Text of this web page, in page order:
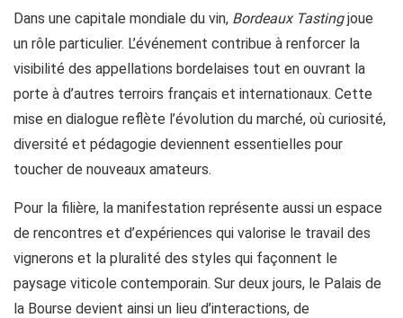
Dans une capitale mondiale du vin, Bordeaux Tastingjoue
un rôle particulier. L’événement contribue à renforcer la
visibilité des appellations bordelaises tout en ouvrant la
porte à d’autres terroirs français et internationaux. Cette
mise en dialogue reflète l’évolution du marché, où curiosité,
diversité et pédagogie deviennent essentielles pour
toucher de nouveaux amateurs.
Pour la filière, la manifestation représente aussi un espace
de rencontres et d’expériences qui valorise le travail des
vignerons et la pluralité des styles qui façonnent le
paysage viticole contemporain. Sur deux jours, le Palais de
la Bourse devient ainsi un lieu d’interactions, de